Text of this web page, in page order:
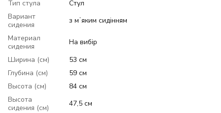
Тип стула
Стул
Вариант
сидения
з мʼяким сидінням
Материал
сидения
На вибір
Ширина (см)
53 см
Глубина (см)
59 см
Высота (см)
84 см
Высота
сидения (см)
47,5 см